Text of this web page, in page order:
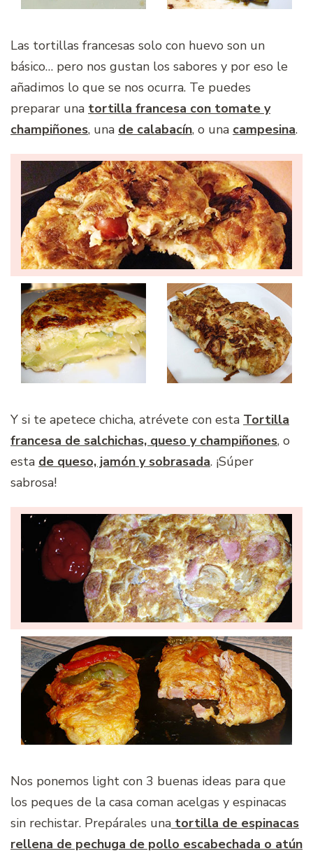
Las tortillas francesas solo con huevo son un
básico… pero nos gustan los sabores y por eso le
añadimos lo que se nos ocurra. Te puedes
preparar una tortilla francesa con tomate y
champiñones, una de calabacín, o una campesina.
Y si te apetece chicha, atrévete con esta Tortilla
francesa de salchichas, queso y champiñones, o
esta de queso, jamón y sobrasada. ¡Súper
sabrosa!
Nos ponemos light con 3 buenas ideas para que
los peques de la casa coman acelgas y espinacas
sin rechistar. Prepárales una tortilla de espinacas
rellena de pechuga de pollo escabechada o atún